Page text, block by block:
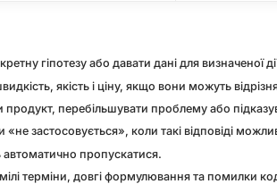
гіпотезу або давати дані для визначеної
якість і ціну, якщо вони можуть
перебільшувати проблему або
застосовується», коли такі відповіді
пропускатися.
терміни, довгі формулювання та помилки